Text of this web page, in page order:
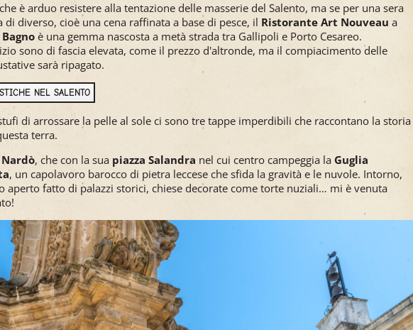
è arduo resistere alla tentazione delle masserie del Salento, ma se per una sera
di diverso, cioè una cena raffinata a base di pesce, il Ristorante Art Nouveau a
è una gemma nascosta a metà strada tra Gallipoli e Porto Cesareo.
sono di fascia elevata, come il prezzo d'altronde, ma il compiacimento delle
sarà ripagato.
NEL SALENTO
di arrossare la pelle al sole ci sono tre tappe imperdibili che raccontano la storia
terra.
Nardò, che con la sua piazza Salandra nel cui centro campeggia la Guglia
, un capolavoro barocco di pietra leccese che sfida la gravità e le nuvole. Intorno,
aperto fatto di palazzi storici, chiese decorate come torte nuziali… mi è venuta